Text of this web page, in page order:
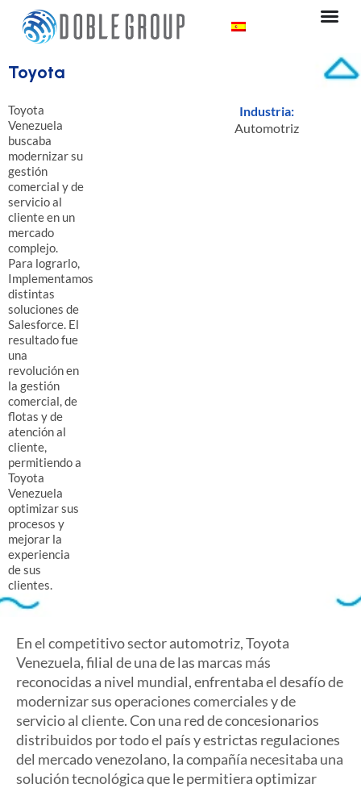
contenido
Toyota
Toyota
Venezuela
buscaba
modernizar su
gestión
comercial y de
servicio al
cliente en un
mercado
complejo.
Para lograrlo,
Implementamos
distintas
soluciones de
Salesforce. El
resultado fue
una
revolución en
la gestión
comercial, de
flotas y de
atención al
cliente,
permitiendo a
Toyota
Venezuela
optimizar sus
procesos y
mejorar la
experiencia
de sus
clientes.
Industria:
Automotriz
En el competitivo sector automotriz, Toyota
Venezuela, filial de una de las marcas más
reconocidas a nivel mundial, enfrentaba el desafío de
modernizar sus operaciones comerciales y de
servicio al cliente. Con una red de concesionarios
distribuidos por todo el país y estrictas regulaciones
del mercado venezolano, la compañía necesitaba una
solución tecnológica que le permitiera optimizar